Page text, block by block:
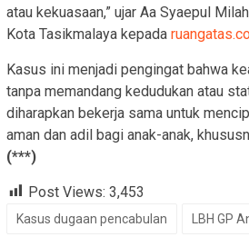
atau kekuasaan,” ujar Aa Syaepul
Kota Tasikmalaya kepada
Kasus ini menjadi pengingat bahwa
tanpa memandang kedudukan atau
diharapkan bekerja sama untuk
aman dan adil bagi anak-anak,
(***)
Post Views: 3,453
Kasus dugaan pencabulan LBH GP